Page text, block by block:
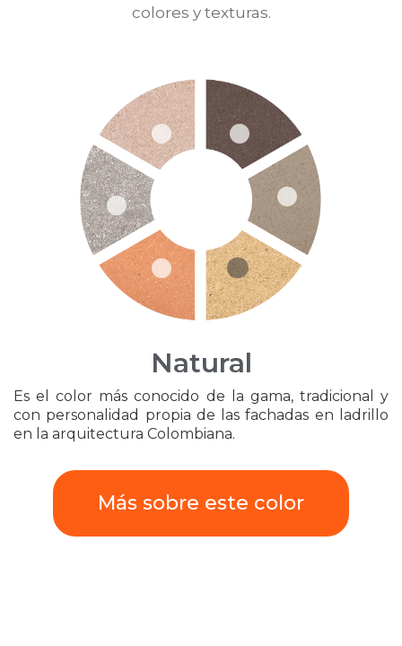
colores y texturas.
Natural
Es el color más conocido de la gama, tradicional y
con personalidad propia de las fachadas en ladrillo
en la arquitectura Colombiana.
Más sobre este color